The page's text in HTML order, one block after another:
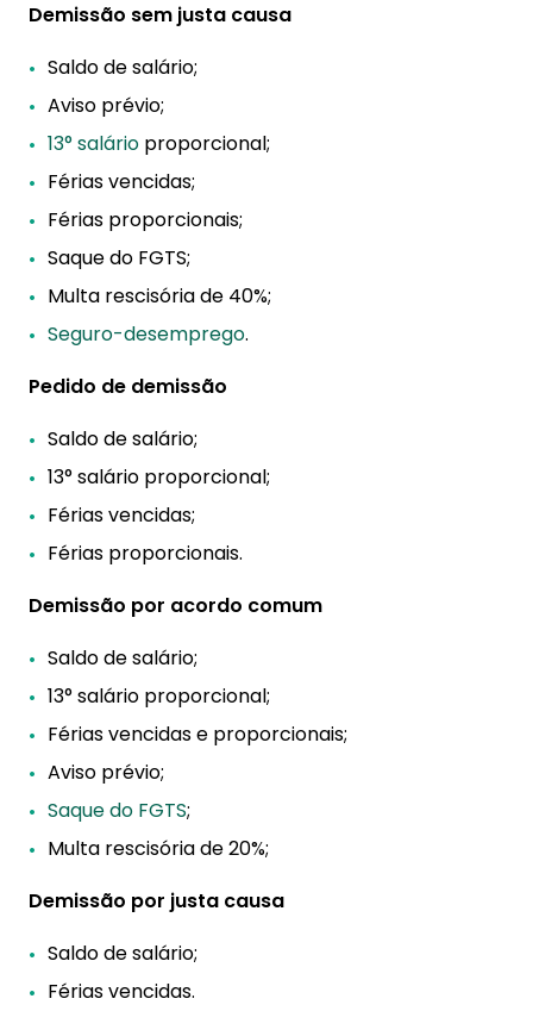
Demissão sem justa causa
Saldo de salário;
Aviso prévio;
13° salário proporcional;
Férias vencidas;
Férias proporcionais;
Saque do FGTS;
Multa rescisória de 40%;
Seguro-desemprego.
Pedido de demissão
Saldo de salário;
13° salário proporcional;
Férias vencidas;
Férias proporcionais.
Demissão por acordo comum
Saldo de salário;
13° salário proporcional;
Férias vencidas e proporcionais;
Aviso prévio;
Saque do FGTS;
Multa rescisória de 20%;
Demissão por justa causa
Saldo de salário;
Férias vencidas.